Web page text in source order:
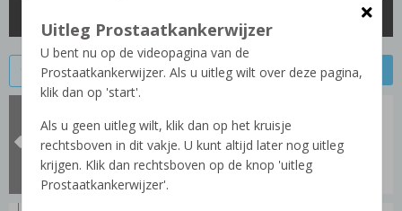
Video bewaren Volgende video
Vorige video
Alle video's
Prostaatpaspoort
Wat is Hormoontherapie?
Uitleg Prostaatkankerwijzer
U bent nu op de videopagina van de
Prostaatkankerwijzer. Als u uitleg wilt over deze pagina,
klik dan op 'start'.
Als u geen uitleg wilt, klik dan op het kruisje
rechtsboven in dit vakje. U kunt altijd later nog uitleg
krijgen. Klik dan rechtsboven op de knop 'uitleg
Prostaatkankerwijzer'.